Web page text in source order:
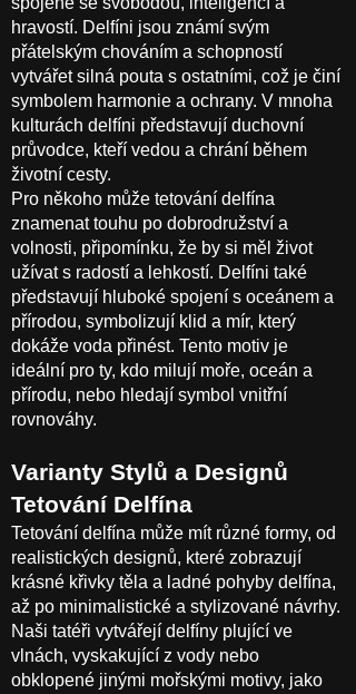
hravostí. Delfíni jsou známí svým
přátelským chováním a schopností
vytvářet silná pouta s ostatními, což je činí
symbolem harmonie a ochrany. V mnoha
kulturách delfíni představují duchovní
průvodce, kteří vedou a chrání během
životní cesty.
Pro někoho může tetování delfína
znamenat touhu po dobrodružství a
volnosti, připomínku, že by si měl život
užívat s radostí a lehkostí. Delfíni také
představují hluboké spojení s oceánem a
přírodou, symbolizují klid a mír, který
dokáže voda přinést. Tento motiv je
ideální pro ty, kdo milují moře, oceán a
přírodu, nebo hledají symbol vnitřní
rovnováhy.
Varianty Stylů a Designů
Tetování Delfína
Tetování delfína může mít různé formy, od
realistických designů, které zobrazují
krásné křivky těla a ladné pohyby delfína,
až po minimalistické a stylizované návrhy.
Naši tatéři vytvářejí delfíny plující ve
vlnách, vyskakující z vody nebo
obklopené jinými mořskými motivy, jako